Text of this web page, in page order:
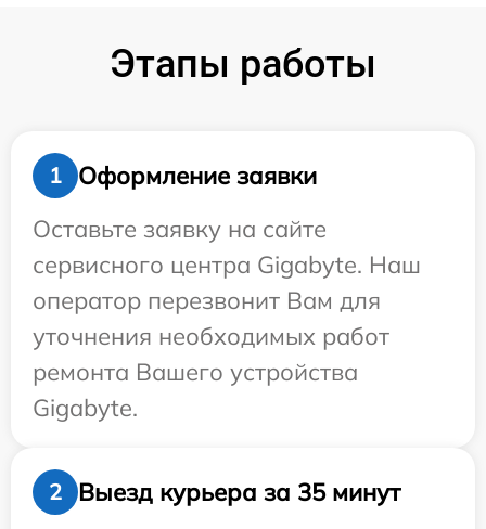
Этапы работы
1
Оформление заявки
Оставьте заявку на сайте
сервисного центра Gigabyte. Наш
оператор перезвонит Вам для
уточнения необходимых работ
ремонта Вашего устройства
Gigabyte.
2
Выезд курьера за 35 минут